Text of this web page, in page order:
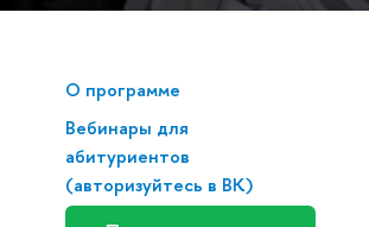
О программе
Вебинары для
абитуриентов
(авторизуйтесь в ВК)